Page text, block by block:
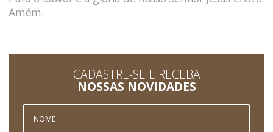
Amém.
CADASTRE-SE E RECEBA
NOSSAS NOVIDADES